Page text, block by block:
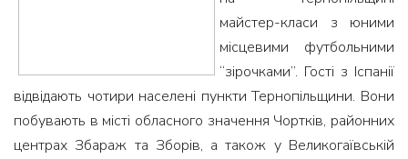
майстер-класи з юними
місцевими футбольними
“зірочками”. Гості з Іспанії
відвідають чотири населені пункти Тернопільщини. Вони
побувають в місті обласного значення Чортків, районних
центрах Збараж та Зборів, а також у Великогаївській